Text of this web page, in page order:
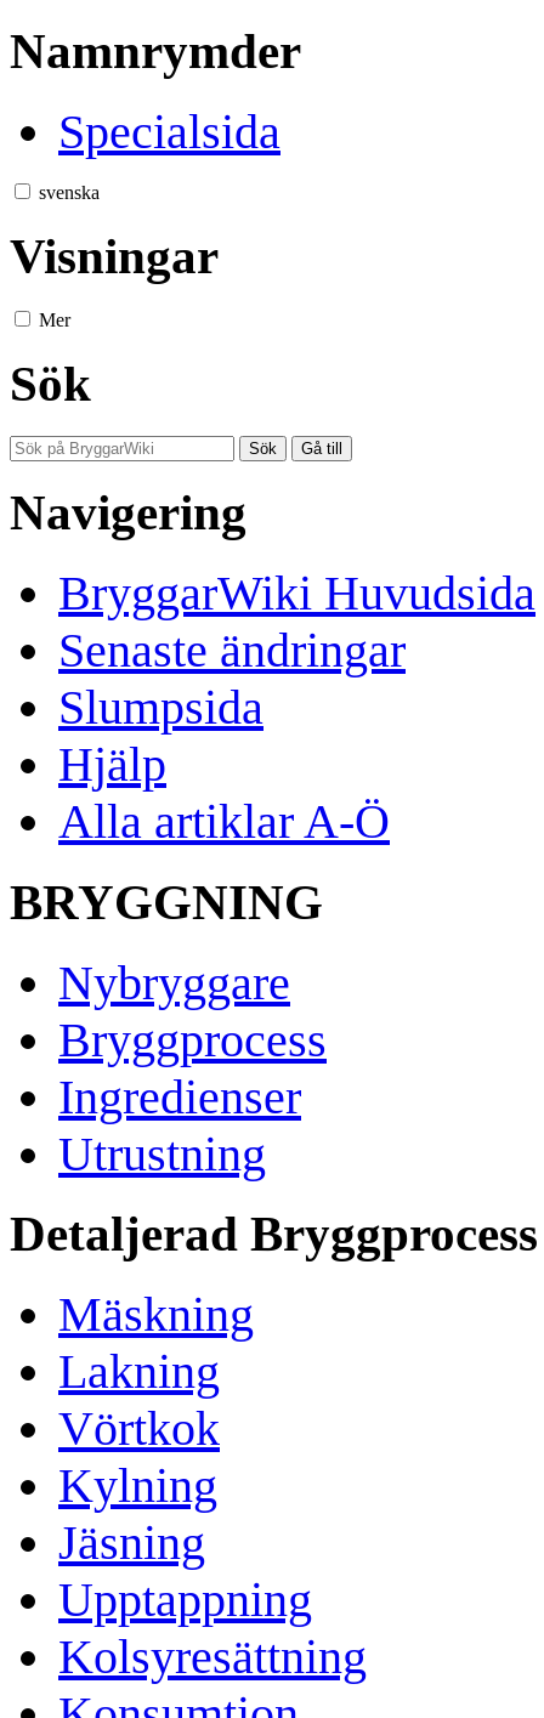
Namnrymder
Specialsida
svenska
Visningar
Mer
Sök
Navigering
BryggarWiki Huvudsida
Senaste ändringar
Slumpsida
Hjälp
Alla artiklar A-Ö
BRYGGNING
Nybryggare
Bryggprocess
Ingredienser
Utrustning
Detaljerad Bryggprocess
Mäskning
Lakning
Vörtkok
Kylning
Jäsning
Upptappning
Kolsyresättning